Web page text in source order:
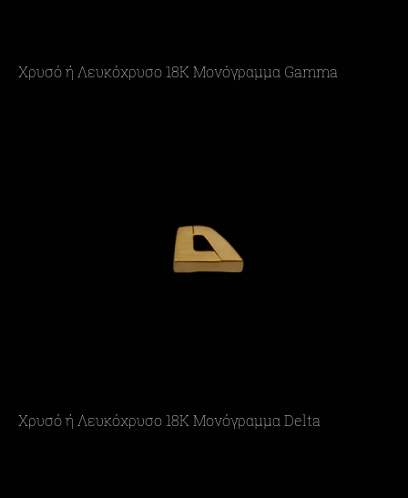
Χρυσό ή Λευκόχρυσο 18Κ Μονόγραμμα Gamma
Χρυσό ή Λευκόχρυσο 18Κ Μονόγραμμα Delta